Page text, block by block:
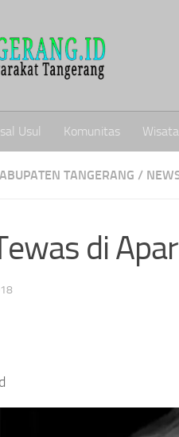
Usul Komunitas
TANGERANG /
di